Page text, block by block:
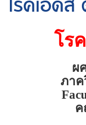
โรคเอด
โร
ผ
ภาค
ค